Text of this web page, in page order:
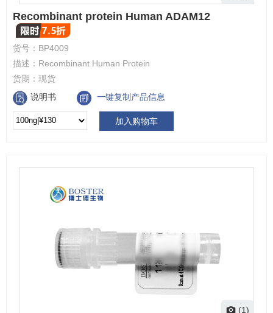
Recombinant protein Human ADAM12
货号： BP4009
描述： Recombinant Human Protein
货期： 现货
说明书
一键复制产品信息
加入购物车
(1)